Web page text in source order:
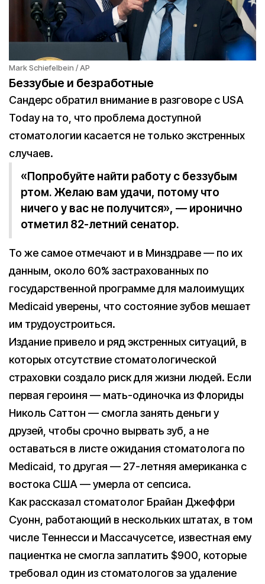
Mark Schiefelbein / AP
Беззубые и безработные
Сандерс обратил внимание в разговоре с USA
Today на то, что проблема доступной
стоматологии касается не только экстренных
случаев.
«Попробуйте найти работу с беззубым
ртом. Желаю вам удачи, потому что
ничего у вас не получится», — иронично
отметил 82-летний сенатор.
То же самое отмечают и в Минздраве — по их
данным, около 60% застрахованных по
государственной программе для малоимущих
Medicaid уверены, что состояние зубов мешает
им трудоустроиться.
Издание привело и ряд экстренных ситуаций, в
которых отсутствие стоматологической
страховки создало риск для жизни людей. Если
первая героиня — мать-одиночка из Флориды
Николь Саттон — смогла занять деньги у
друзей, чтобы срочно вырвать зуб, а не
оставаться в листе ожидания стоматолога по
Medicaid, то другая — 27-летняя американка с
востока США — умерла от сепсиса.
Как рассказал стоматолог Брайан Джеффри
Суонн, работающий в нескольких штатах, в том
числе Теннесси и Массачусетсе, известная ему
пациентка не смогла заплатить $900, которые
требовал один из стоматологов за удаление